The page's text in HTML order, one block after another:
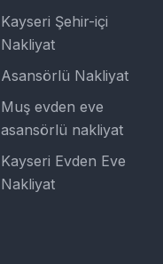
Kayseri Şehir-içi
Nakliyat
Asansörlü Nakliyat
Muş evden eve
asansörlü nakliyat
Kayseri Evden Eve
Nakliyat